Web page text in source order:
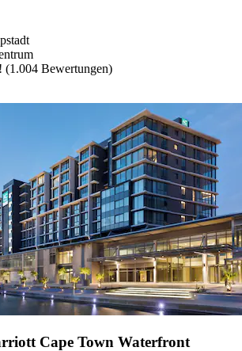
(1.004 Bewertungen)
Cape Town Waterfront